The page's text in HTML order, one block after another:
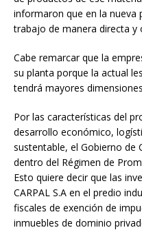
informaron que en la nueva
trabajo de manera directa y
Cabe remarcar que la
su planta porque la actual
tendrá mayores
Por las características del
desarrollo económico,
sustentable, el Gobierno de
dentro del Régimen de
Esto quiere decir que las
CARPAL S.A en el predio
fiscales de exención de
inmuebles de dominio